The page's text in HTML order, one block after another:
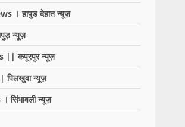
। हापुड देहात न्यूज़
न्यूज़
|| कपूरपुर न्यूज़
न्यूज़
सिंभावली न्यूज़